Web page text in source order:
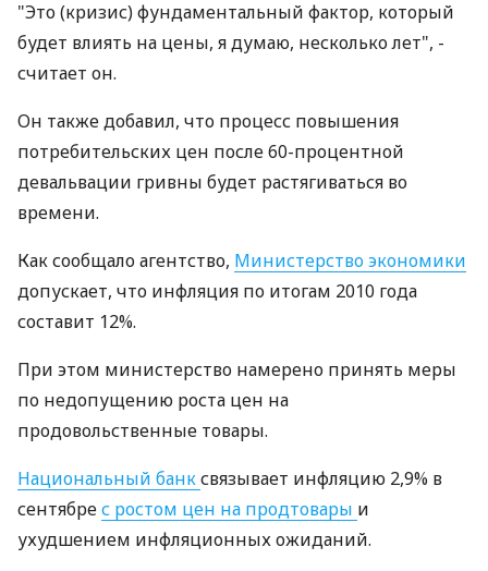
"Это (кризис) фундаментальный фактор, который
будет влиять на цены, я думаю, несколько лет", -
считает он.
Он также добавил, что процесс повышения
потребительских цен после 60-процентной
девальвации гривны будет растягиваться во
времени.
Как сообщало агентство, Министерство экономики
допускает, что инфляция по итогам 2010 года
составит 12%.
При этом министерство намерено принять меры
по недопущению роста цен на
продовольственные товары.
Национальный банксвязывает инфляцию 2,9% в
сентябрес ростом цен на продтовары и
ухудшением инфляционных ожиданий.